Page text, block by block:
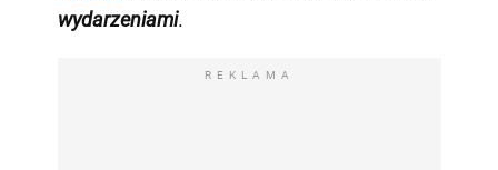
wydarzeniami.
REKLAMA